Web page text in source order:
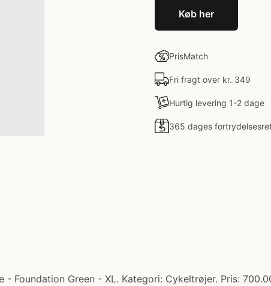
Køb her
PrisMatch
Fri fragt over kr. 349
Hurtig levering 1-2 dage
365 dages
Foundation Green - XL. Kategori: Cykeltrøjer. Pris: